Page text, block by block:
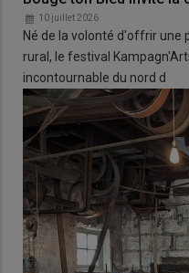
10 juillet 2026
Né de la volonté d'offrir
rural, le festival
incontournable du nord d